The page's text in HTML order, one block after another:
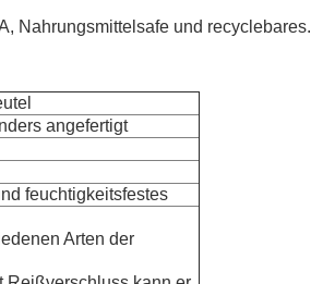
Nahrungsmittelsafe und recyclebares.
angefertigt
feuchtigkeitsfestes
Arten der